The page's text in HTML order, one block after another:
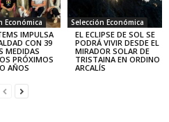
Económica
IMPULSA
CON 39
MEDIDAS
PRÓXIMOS
AÑOS
Selección Económica
EL ECLIPSE DE SOL SE
PODRÁ VIVIR DESDE EL
MIRADOR SOLAR DE
TRISTAINA EN ORDINO
ARCALÍS